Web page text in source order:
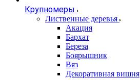
Крупномеры
Лиственные деревья
Акация
Бархат
Береза
Боярышник
Вяз
Декоративная вишня